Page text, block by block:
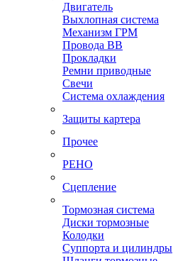
Двигатель
Выхлопная система
Механизм ГРМ
Провода ВВ
Прокладки
Ремни приводные
Свечи
Система охлаждения
Защиты картера
Прочее
РЕНО
Сцепление
Тормозная система
Диски тормозные
Колодки
Суппорта и цилиндры